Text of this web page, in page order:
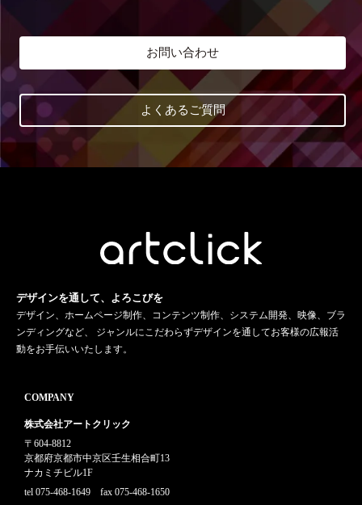
お問い合わせ
よくあるご質問
デザインを通して、よろこびを
デザイン、ホームページ制作、コンテンツ制作、システム開発、映像、ブラ
ンディングなど、 ジャンルにこだわらずデザインを通してお客様の広報活
動をお手伝いいたします。
COMPANY
株式会社アートクリック
〒604-8812
京都府京都市中京区壬生相合町13
ナカミチビル1F
tel 075-468-1649 fax 075-468-1650